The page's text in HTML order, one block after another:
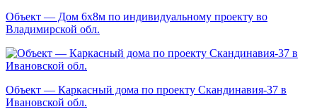
Объект — Дом 6х8м по индивидуальному проекту во
Владимирской обл.
Объект — Каркасный дома по проекту Скандинавия-37 в
Ивановской обл.